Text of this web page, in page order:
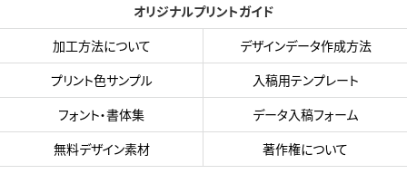
オリジナルプリントガイド
加工方法について
デザインデータ作成方法
プリント色サンプル
入稿用テンプレート
フォント・書体集
データ入稿フォーム
無料デザイン素材
著作権について